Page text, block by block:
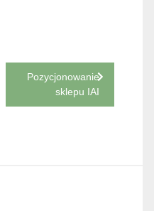
Pozycjonowanie
sklepu IAI